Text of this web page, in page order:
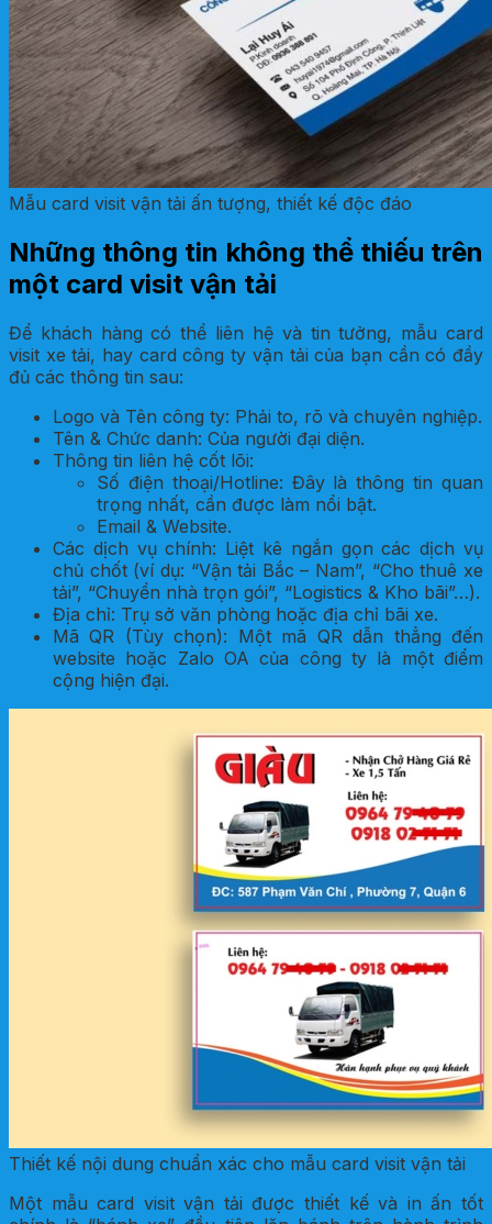
Mẫu card visit vận tải ấn tượng, thiết kế độc đáo
Những thông tin không thể thiếu trên
một card visit vận tải
Để khách hàng có thể liên hệ và tin tưởng, mẫu card
visit xe tải, hay card công ty vận tải của bạn cần có đầy
đủ các thông tin sau:
Logo và Tên công ty: Phải to, rõ và chuyên nghiệp.
Tên & Chức danh: Của người đại diện.
Thông tin liên hệ cốt lõi:
Số điện thoại/Hotline: Đây là thông tin quan
trọng nhất, cần được làm nổi bật.
Email & Website.
Các dịch vụ chính: Liệt kê ngắn gọn các dịch vụ
chủ chốt (ví dụ: “Vận tải Bắc – Nam”, “Cho thuê xe
tải”, “Chuyển nhà trọn gói”, “Logistics & Kho bãi”…).
Địa chỉ: Trụ sở văn phòng hoặc địa chỉ bãi xe.
Mã QR (Tùy chọn): Một mã QR dẫn thẳng đến
website hoặc Zalo OA của công ty là một điểm
cộng hiện đại.
Thiết kế nội dung chuẩn xác cho mẫu card visit vận tải
Một mẫu card visit vận tải được thiết kế và in ấn tốt